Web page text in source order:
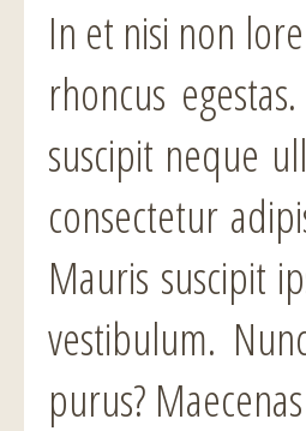
In et nisi non
rhoncus
suscipit neque
consectetur
Mauris suscipit
vestibulum.
purus?